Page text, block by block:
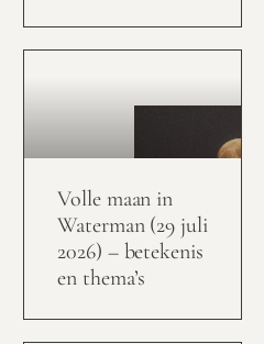
Volle maan in
Waterman (29 juli
2026) – betekenis
en thema’s